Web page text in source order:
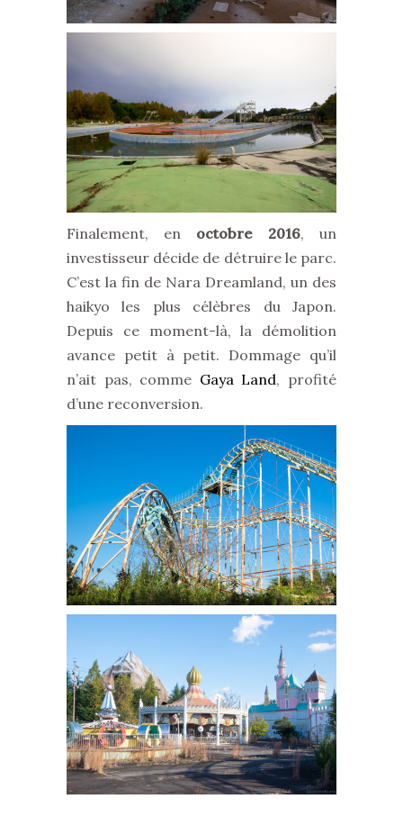
Finalement, en octobre 2016, un
investisseur décide de détruire le parc.
C’est la fin de Nara Dreamland, un des
haikyo les plus célèbres du Japon.
Depuis ce moment-là, la démolition
avance petit à petit. Dommage qu’il
n’ait pas, comme Gaya Land, profité
d’une reconversion.